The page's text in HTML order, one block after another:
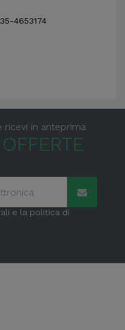
4653174
OFFERTE
ricevi in anteprima
e la politica di